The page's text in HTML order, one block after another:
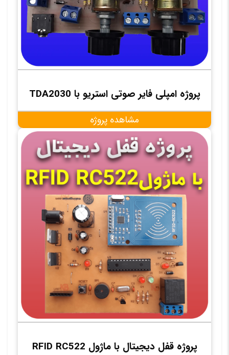
پروژه امپلی فایر صوتی استریو با TDA2030
مشاهده پروژه
پروژه قفل دیجیتال با ماژول RFID RC522